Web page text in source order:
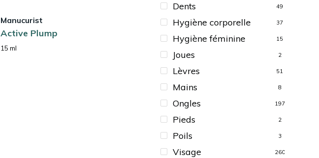
Manucurist
Active Plump
15 ml
Dents 49
Hygiène corporelle 37
Hygiène féminine 15
Joues 2
Lèvres 51
Mains 8
Ongles 197
Pieds 2
Poils 3
Visage 260